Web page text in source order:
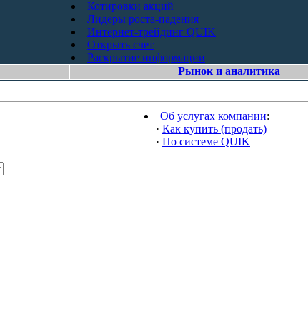
Котировки акций
Лидеры роста-падения
Интернет-трейдинг QUIK
Открыть счет
Раскрытие информации
Рынок и аналитика
Об услугах компании:
· Как купить (продать)
· По системе QUIK